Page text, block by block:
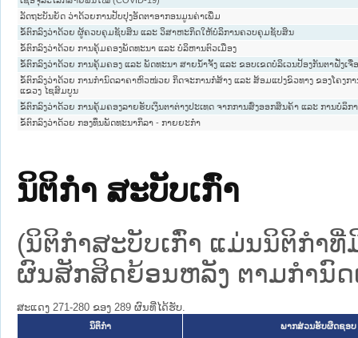
ລັດຖະບັນຍັດ ວ່າດ້ວຍການປັບປຸງອັດຕາອາກອນມູນຄ່າເພີ່ມ
ຂໍ້ຕົກລົງວ່າດ້ວຍ ຜູ້ຄວບຄຸມຊັບສິນ ແລະ ວິສາຫະກິດໃຫ້ບໍລິການຄວບຄຸມຊັບສິນ
ຂໍ້ຕົກລົງວ່າດ້ວຍ ການຄຸ້ມຄອງພັດທະນາ ແລະ ບໍລິຫານຕົວເມືອງ
ຂໍ້ຕົກລົງວ່າດ້ວຍ ການຄຸ້ມຄອງ ແລະ ພັດທະນາ ສາຍນ້ຳຈັ້ງ ແລະ ຂອບເຂດບໍລິເວນປ້ອງກັນຕາຝັ່ງເ
ຂໍ້ຕົກລົງວ່າດ້ວຍ ການກຳນົດລາຄາຫົວໜ່ວຍ ກິດຈະການກໍ່ສ້າງ ແລະ ສ້ອມແປງຂົວທາງ ຂອງໂຄງກ
ແຂວງ ໄຊສົມບູນ
ຂໍ້ຕົກລົງວ່າດ້ວຍ ການຄຸ້ມຄອງລາຍຮັບເງິນຕາຕ່າງປະເທດ ຈາກການສົ່ງອອກສິນຄ້າ ແລະ ການບໍລິກ
ຂໍ້ຕົກລົງວ່າດ້ວຍ ກອງທຶນພັດທະນາກິລາ - ກາຍຍະກຳ
ນິຕິກໍາ ສະບັບເກົ່າ
(ນິຕິກໍາສະບັບເກົ່າ ແມ່ນນິຕິກໍາ
ຜົນສັກສິດຍ້ອນຫລັງ ຕາມກໍານົດ
ສະແດງ 271-280 ຂອງ 289 ຜົນທີ່ໄດ້ຮັບ.
ນິຕິກໍາ ພາກສ່ວນຮັບຜິດຊອບ